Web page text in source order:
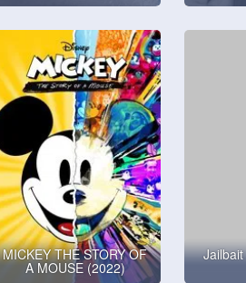
MICKEY THE STORY OF
A MOUSE (2022)